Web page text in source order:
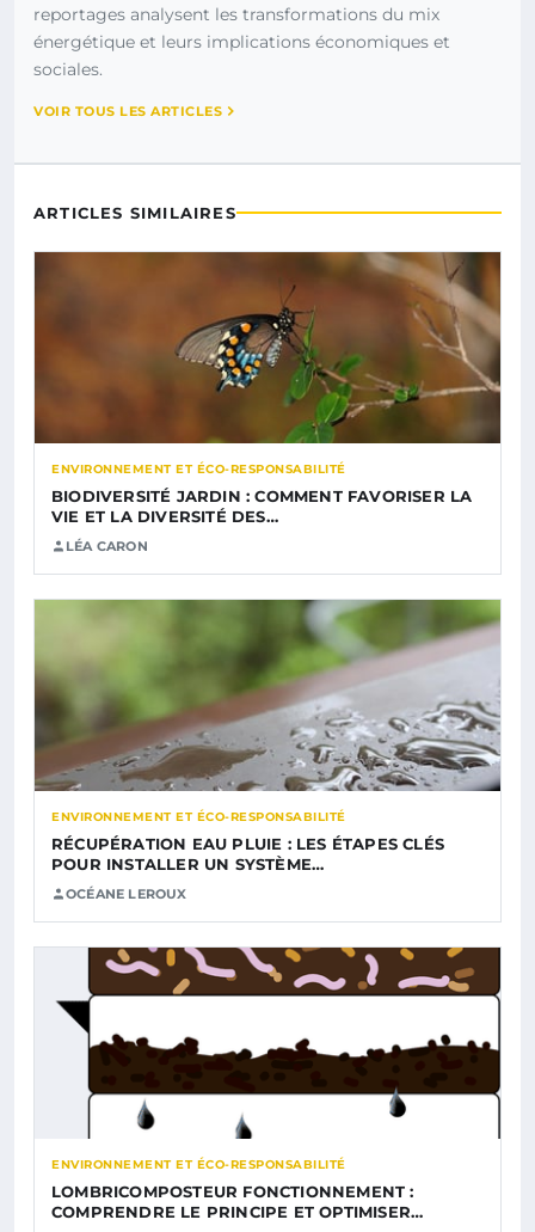
reportages analysent les transformations du mix
énergétique et leurs implications économiques et
sociales.
VOIR TOUS LES ARTICLES
ARTICLES SIMILAIRES
ENVIRONNEMENT ET ÉCO-RESPONSABILITÉ
BIODIVERSITÉ JARDIN : COMMENT FAVORISER LA
VIE ET LA DIVERSITÉ DES…
LÉA CARON
ENVIRONNEMENT ET ÉCO-RESPONSABILITÉ
RÉCUPÉRATION EAU PLUIE : LES ÉTAPES CLÉS
POUR INSTALLER UN SYSTÈME…
OCÉANE LEROUX
ENVIRONNEMENT ET ÉCO-RESPONSABILITÉ
LOMBRICOMPOSTEUR FONCTIONNEMENT :
COMPRENDRE LE PRINCIPE ET OPTIMISER…